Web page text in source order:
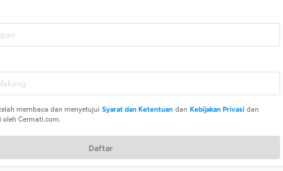
membaca dan menyetujui Syarat dan Ketentuan dan Kebijakan Privasi dan
oleh Cermati.com.
Daftar